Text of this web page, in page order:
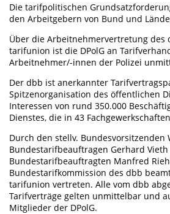
Die tarifpolitischen
den Arbeitgebern von Bund und
Über die Arbeitnehmervertretung
tarifunion ist die DPolG an
Arbeitnehmer/-innen der Polizei
Der dbb ist anerkannter
Spitzenorganisation des öffentlichen
Interessen von rund 350.000
Dienstes, die in 43
Durch den stellv. Bundesvorsitzenden
Bundestarifbeauftragen Gerhard
Bundestarifbeauftragten Manfred
Bundestarifkommission des dbb
tarifunion vertreten. Alle vom dbb
Tarifverträge gelten unmittelbar und
Mitglieder der DPolG.